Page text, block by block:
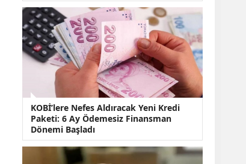
KOBİ’lere Nefes Aldıracak Yeni Kredi
Paketi: 6 Ay Ödemesiz Finansman
Dönemi Başladı